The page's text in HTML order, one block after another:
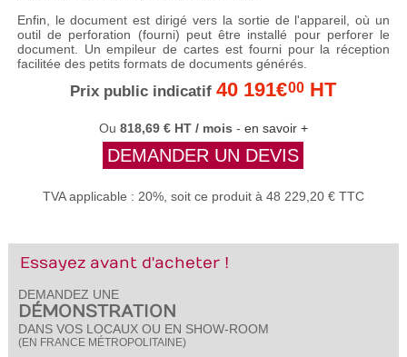
Enfin, le document est dirigé vers la sortie de l'appareil, où un
outil de perforation (fourni) peut être installé pour perforer le
document. Un empileur de cartes est fourni pour la réception
facilitée des petits formats de documents générés.
Prix public indicatif40 191€00 HT
Ou 818,69 € HT / mois - en savoir +
DEMANDER UN DEVIS
TVA applicable : 20%, soit ce produit à 48 229,20 € TTC
Essayez avant d'acheter !
DEMANDEZ UNE
DÉMONSTRATION
DANS VOS LOCAUX OU EN SHOW-ROOM
(EN FRANCE MÉTROPOLITAINE)